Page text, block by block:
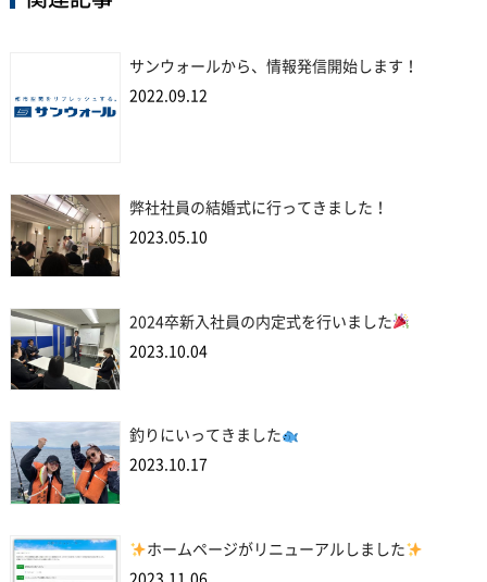
サンウォールから、情報発信開始します！
2022.09.12
弊社社員の結婚式に行ってきました！
2023.05.10
2024卒新入社員の内定式を行いました
2023.10.04
釣りにいってきました
2023.10.17
ホームページがリニューアルしました